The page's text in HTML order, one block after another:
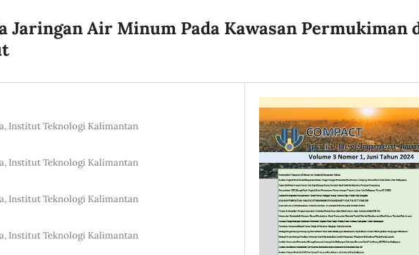
Jaringan Air Minum Pada Kawasan Permukiman
Institut Teknologi Kalimantan
Institut Teknologi Kalimantan
Institut Teknologi Kalimantan
Institut Teknologi Kalimantan